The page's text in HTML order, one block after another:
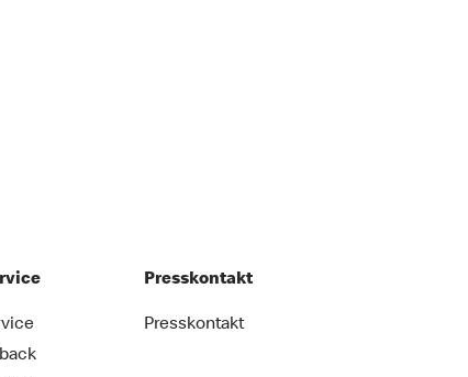
Presskontakt
Presskontakt